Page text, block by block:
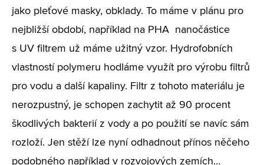
jako pleťové masky, obklady. To máme v plánu pro
nejbližší období, například na PHA nanočástice
s UV filtrem už máme užitný vzor. Hydrofobních
vlastností polymeru hodláme využít pro výrobu filtrů
pro vodu a další kapaliny. Filtr z tohoto materiálu je
nerozpustný, je schopen zachytit až 90 procent
škodlivých bakterií z vody a po použití se navíc sám
rozloží. Jen stěží lze nyní odhadnout přínos něčeho
podobného například v rozvojových zemích…